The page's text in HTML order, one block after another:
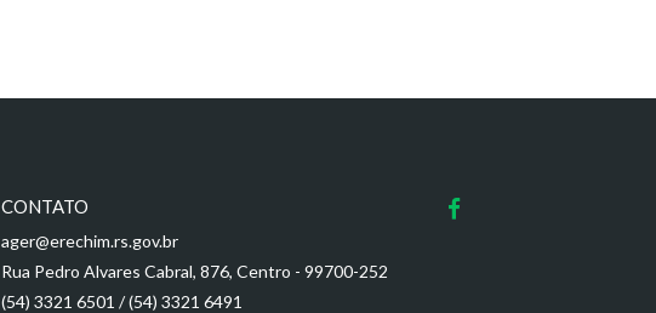
CONTATO
ager@erechim.rs.gov.br
Rua Pedro Alvares Cabral, 876, Centro - 99700-252
(54) 3321 6501 /(54) 3321 6491